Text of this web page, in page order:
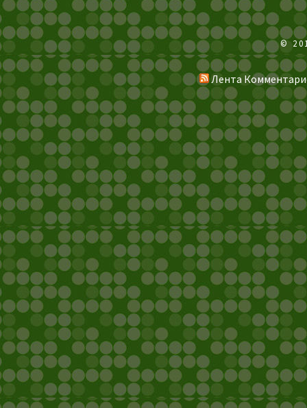
©
Лента